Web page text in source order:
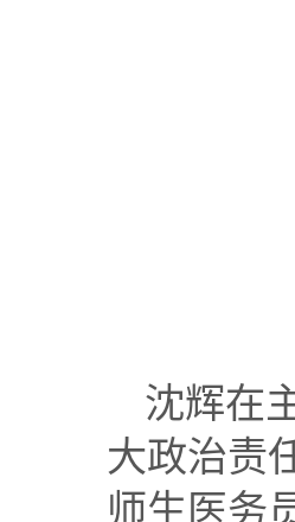
沈辉在
大政治责
师生医务